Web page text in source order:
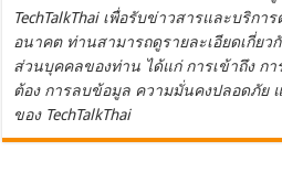
TechTalkThai เพื่อรับข่าวสารและบริการ
อนาคต ท่านสามารถดูรายละเอียดเกี่ยว
ส่วนบุคคลของท่าน ได้แก่ การเข้าถึง ก
ต้อง การลบข้อมูล ความมั่นคงปลอดภัย
ของ TechTalkThai